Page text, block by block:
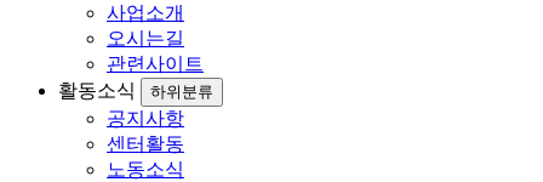
사업소개
오시는길
관련사이트
활동소식
하위분류
공지사항
센터활동
노동소식